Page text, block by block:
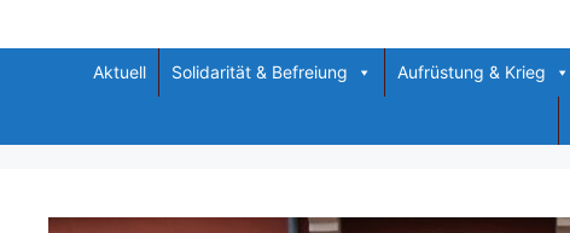
Inhalt
Aktuell Solidarität & Befreiung Aufrüstung & Krieg